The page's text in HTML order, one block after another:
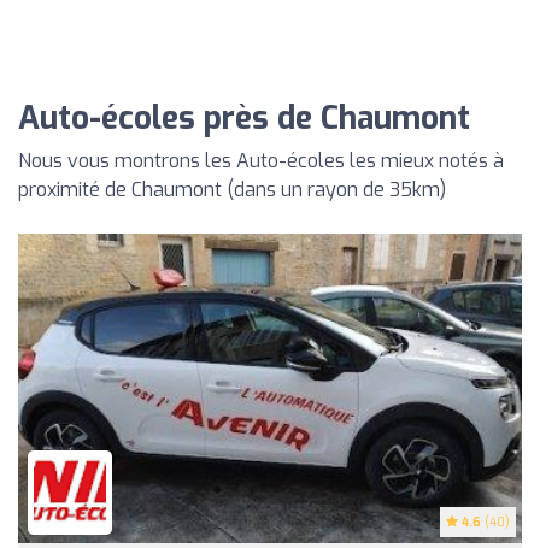
Auto-écoles près de Chaumont
Nous vous montrons les Auto-écoles les mieux notés à
proximité de Chaumont (dans un rayon de 35km)
4.6 (40)